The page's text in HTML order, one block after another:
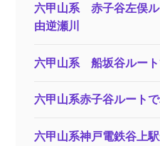
六甲山系 赤子谷左俣
由逆瀬川
六甲山系 船坂谷ルー
六甲山系赤子谷ルート
六甲山系神戸電鉄谷上